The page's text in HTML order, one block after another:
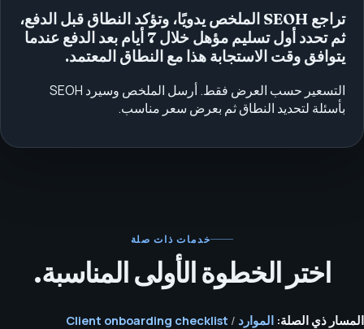
تراجع SEOH الملخص يدويًا، وتؤكد النطاق قبل الدفع،
ثم تحدد أول تسليم مؤهل خلال 7 أيام بعد الدفع عندما
يتوافق وقت الاستجابة هذا مع النطاق المعتمد.
التسعير حسب العرض فقط. أرسل الملخص وسيرد SEOH
بأسئلة لتحديد النطاق ثم بعرض سعر مناسب.
خدمات ذات صلة
اختر الخطوة الأولى المناسبة.
المسار ذي الصلة: الموارد /
Client onboarding checklist